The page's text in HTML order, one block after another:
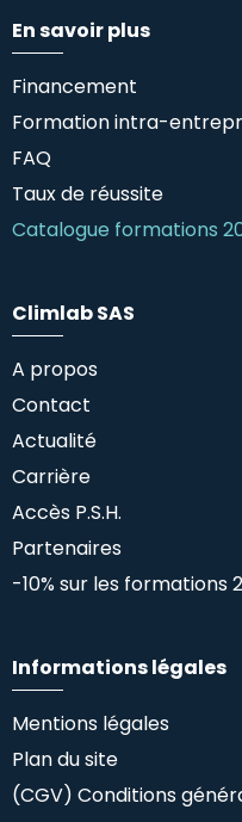
En savoir plus
Financement
Formation intra-
FAQ
Taux de réussite
Catalogue formations
Climlab SAS
A propos
Contact
Actualité
Carrière
Accès P.S.H.
Partenaires
-10% sur les formations
Informations légales
Mentions légales
Plan du site
(CGV) Conditions